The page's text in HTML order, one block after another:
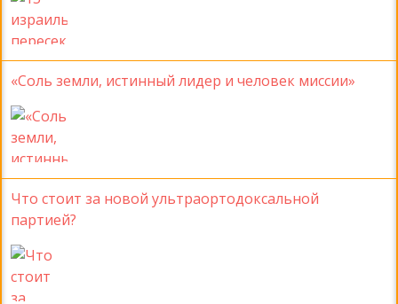
«Соль земли, истинный лидер и человек миссии»
Что стоит за новой ультраортодоксальной
партией?